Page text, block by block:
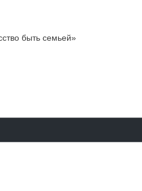
быть семьей»